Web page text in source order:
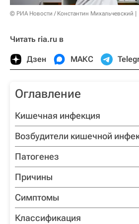
© РИА Новости / Константин Михальчевский
Читать ria.ru в
Дзен МАКС
Оглавление
Кишечная инфекция
Возбудители кишечной
Патогенез
Причины
Симптомы
Классификация